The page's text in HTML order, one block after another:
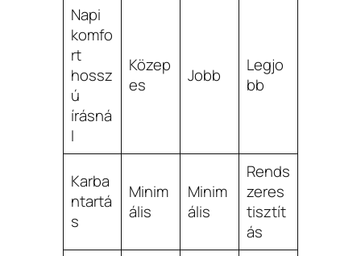
Napi
komfo
rt
hossz
ú
írásná
l
Közep
es
Jobb
Legjo
bb
Karba
ntartá
s
Minim
ális
Minim
ális
Rends
zeres
tisztít
ás